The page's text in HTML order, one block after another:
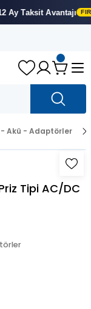
Taksit Avantajı
- Akü - Adaptörler
Tipi AC/DC